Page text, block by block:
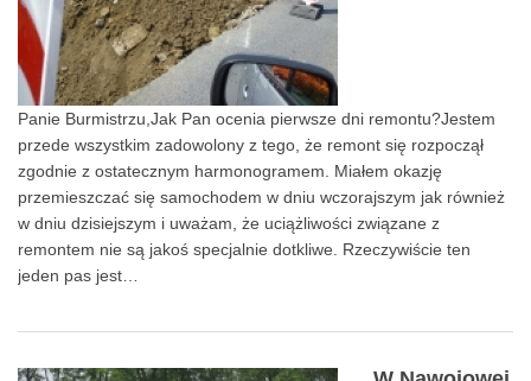
Panie Burmistrzu,Jak Pan ocenia pierwsze dni remontu?Jestem
przede wszystkim zadowolony z tego, że remont się rozpoczął
zgodnie z ostatecznym harmonogramem. Miałem okazję
przemieszczać się samochodem w dniu wczorajszym jak również
w dniu dzisiejszym i uważam, że uciążliwości związane z
remontem nie są jakoś specjalnie dotkliwe. Rzeczywiście ten